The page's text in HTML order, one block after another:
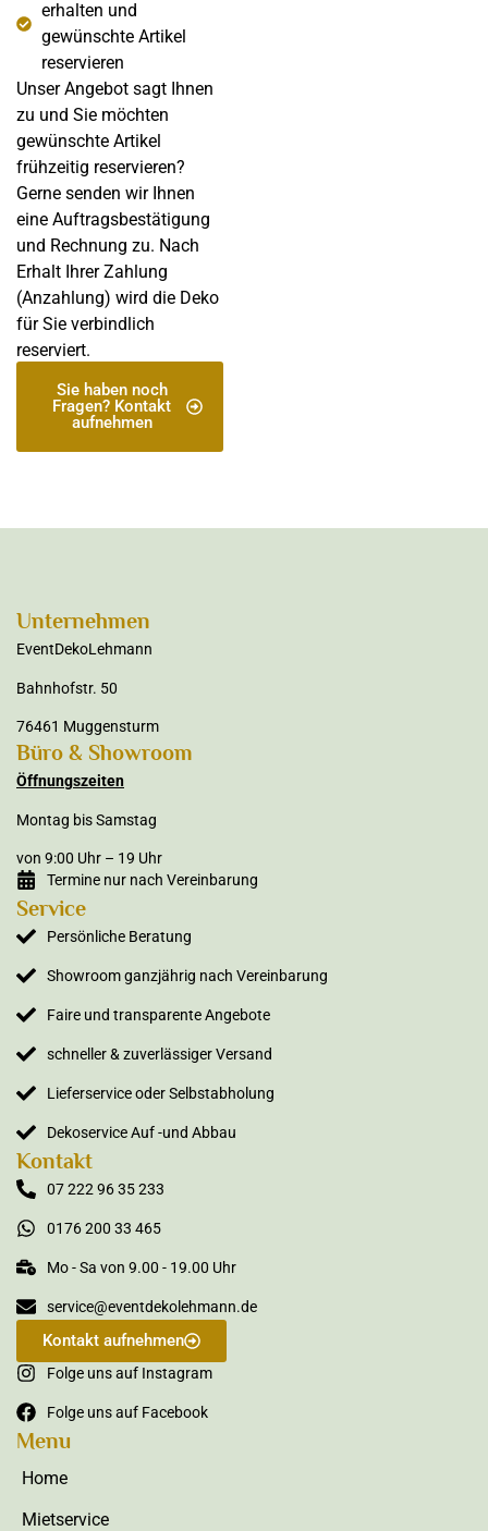
erhalten und
gewünschte Artikel
reservieren
Unser Angebot sagt Ihnen
zu und Sie möchten
gewünschte Artikel
frühzeitig reservieren?
Gerne senden wir Ihnen
eine Auftragsbestätigung
und Rechnung zu. Nach
Erhalt Ihrer Zahlung
(Anzahlung) wird die Deko
für Sie verbindlich
reserviert.
Sie haben noch
Fragen? Kontakt
aufnehmen
Unternehmen
EventDekoLehmann
Bahnhofstr. 50
76461 Muggensturm
Büro & Showroom
Öffnungszeiten
Montag bis Samstag
von 9:00 Uhr – 19 Uhr
Termine nur nach Vereinbarung
Service
Persönliche Beratung
Showroom ganzjährig nach Vereinbarung
Faire und transparente Angebote
schneller & zuverlässiger Versand
Lieferservice oder Selbstabholung
Dekoservice Auf -und Abbau
Kontakt
07 222 96 35 233
0176 200 33 465
Mo - Sa von 9.00 - 19.00 Uhr
service@eventdekolehmann.de
Kontakt aufnehmen
Folge uns auf Instagram
Folge uns auf Facebook
Menu
Home
Mietservice